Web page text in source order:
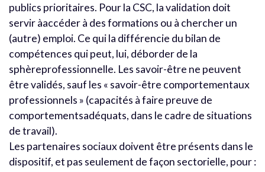
publics prioritaires. Pour la CSC, la validation doit
servir àaccéder à des formations ou à chercher un
(autre) emploi. Ce qui la différencie du bilan de
compétences qui peut, lui, déborder de la
sphèreprofessionnelle. Les savoir-être ne peuvent
être validés, sauf les « savoir-être comportementaux
professionnels » (capacités à faire preuve de
comportementsadéquats, dans le cadre de situations
de travail).
Les partenaires sociaux doivent être présents dans le
dispositif, et pas seulement de façon sectorielle, pour :